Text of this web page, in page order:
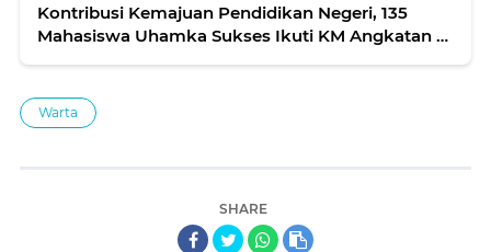
Kontribusi Kemajuan Pendidikan Negeri, 135
Mahasiswa Uhamka Sukses Ikuti KM Angkatan 8
Warta
SHARE